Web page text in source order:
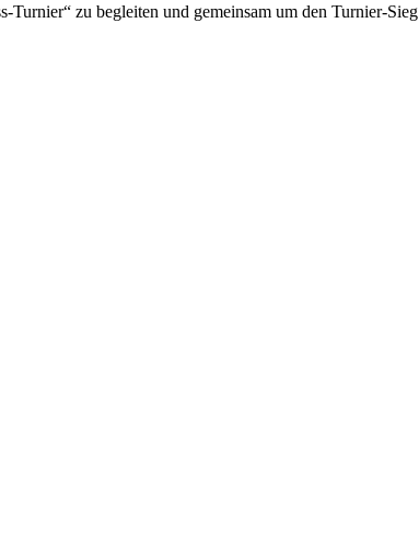
zu begleiten und gemeinsam um den Turnier-